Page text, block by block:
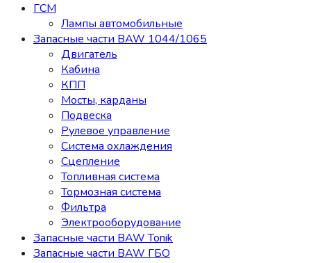
ГСМ
Лампы автомобильные
Запасные части BAW 1044/1065
Двигатель
Кабина
КПП
Мосты, карданы
Подвеска
Рулевое управление
Система охлаждения
Сцепление
Топливная система
Тормозная система
Фильтра
Электрооборудование
Запасные части BAW Tonik
Запасные части BAW ГБО